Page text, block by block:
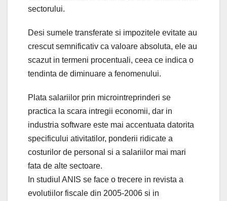
sectorului.
Desi sumele transferate si impozitele evitate au
crescut semnificativ ca valoare absoluta, ele au
scazut in termeni procentuali, ceea ce indica o
tendinta de diminuare a fenomenului.
Plata salariilor prin microintreprinderi se
practica la scara intregii economii, dar in
industria software este mai accentuata datorita
specificului ativitatilor, ponderii ridicate a
costurilor de personal si a salariilor mai mari
fata de alte sectoare.
In studiul ANIS se face o trecere in revista a
evolutiilor fiscale din 2005-2006 si in